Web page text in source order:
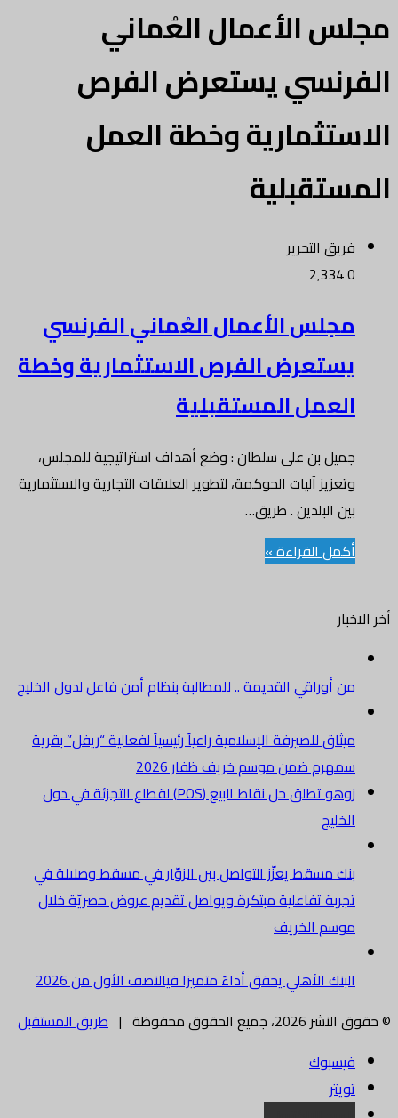
مجلس الأعمال العُماني
الفرنسي يستعرض الفرص
الاستثمارية وخطة العمل
المستقبلية
فريق التحرير
0
مجلس الأعمال العُماني الفرنسي
يستعرض الفرص الاستثمارية وخطة
العمل المستقبلية
جميل بن على سلطان : وضع أهداف استراتيجية للمجلس،
وتعزيز آليات الحوكمة، لتطوير العلاقات التجارية والاستثمارية
بين البلدين . طريق…
أكمل القراءة »
أخر الاخبار
من أوراقي القديمة .. للمطالبة بنظام أمن فاعل لدول الخليج
ميثاق للصيرفة الإسلامية راعياً رئيسياً لفعالية “ريفل” بقرية
سمهرم ضمن موسم خريف ظفار 2026
زوهو تطلق حل نقاط البيع (POS) لقطاع التجزئة في دول
الخليج
بنك مسقط يعزّز التواصل بين الزوّار في مسقط وصلالة في
تجربة تفاعلية مبتكرة ويواصل تقديم عروض حصريّة خلال
موسم الخريف
البنك الأهلي يحقق أداءً متميزا فيالنصف الأول من 2026
© حقوق النشر 2026، جميع الحقوق محفوظة |
طريق المستقبل
فيسبوك
تويتر